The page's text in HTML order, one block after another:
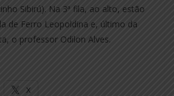
Sibirú). Na 3ª fila, ao alto, estão
de Ferro Leopoldina e, último da
o professor Odilon Alves.
X